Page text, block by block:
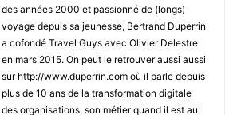
des années 2000 et passionné de (longs)
voyage depuis sa jeunesse, Bertrand Duperrin
a cofondé Travel Guys avec Olivier Delestre
en mars 2015. On peut le retrouver aussi aussi
sur http://www.duperrin.com où il parle depuis
plus de 10 ans de la transformation digitale
des organisations, son métier quand il est au